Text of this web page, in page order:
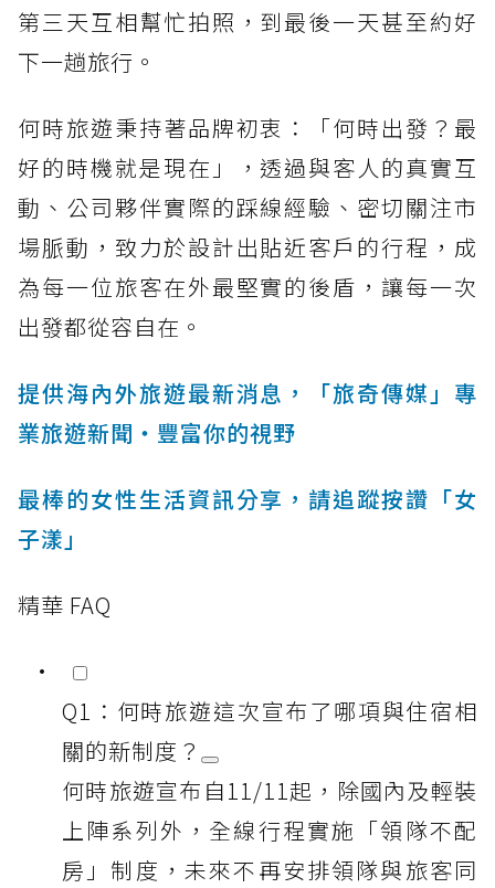
第三天互相幫忙拍照，到最後一天甚至約好
下一趟旅行。
何時旅遊秉持著品牌初衷：「何時出發？最
好的時機就是現在」，透過與客人的真實互
動、公司夥伴實際的踩線經驗、密切關注市
場脈動，致力於設計出貼近客戶的行程，成
為每一位旅客在外最堅實的後盾，讓每一次
出發都從容自在。
提供海內外旅遊最新消息，「旅奇傳媒」專
業旅遊新聞‧豐富你的視野
最棒的女性生活資訊分享，請追蹤按讚「女
子漾」
精華 FAQ
Q1：何時旅遊這次宣布了哪項與住宿相
關的新制度？
何時旅遊宣布自11/11起，除國內及輕裝
上陣系列外，全線行程實施「領隊不配
房」制度，未來不再安排領隊與旅客同